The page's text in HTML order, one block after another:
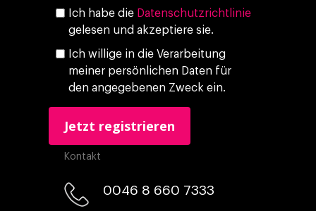
Ich habe die Datenschutzrichtlinie
gelesen und akzeptiere sie.
Ich willige in die Verarbeitung
meiner persönlichen Daten für
den angegebenen Zweck ein.
Kontakt
0046 8 660 7333​